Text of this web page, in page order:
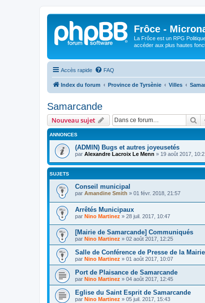
Frôce -
La Frôce est un RPG
accéder aux plus hautes
Accès rapide FAQ
Index du forum Province de Tyrsènie Villes
Samarcande
Nouveau sujet
ANNONCES
(ADMIN) Bugs et autres joyeusetés
par Alexandre Lacroix Le Menn » 19 août 2017,
SUJETS
Conseil municipal
par Amandine Smith » 01 févr. 2018, 21:57
Arrêtés Municipaux
par Nino Martinez » 28 juil. 2017, 10:47
[Mairie de Samarcande] Communiqués
par Nino Martinez » 02 août 2017, 12:25
Salle de Conférence de Presse de la
par Nino Martinez » 01 août 2017, 10:07
Port de Plaisance de Samarcande
par Nino Martinez » 04 août 2017, 12:45
Eglise du Saint Esprit de Samarcande
par Nino Martinez » 05 juil. 2017, 15:43